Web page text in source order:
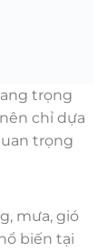
trọng
chỉ dựa
trọng
mưa, gió
biến tại